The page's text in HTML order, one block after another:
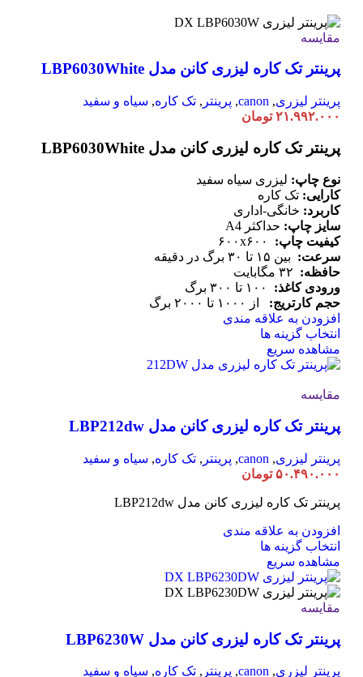
انواع
باشد.
ها
ممکن
در
صفحه
محصول
انتخاب
شوند
مقایسه
پرینتر تک کاره لیزری کانن مدل LBP6030White
پرینتر لیزری,
canon
, پرینتر , تک کاره, سیاه و سفید
۲۱.۹۹۲.۰۰۰ تومان
پرینتر تک کاره لیزری کانن مدل LBP6030White
نوع چاپ: لیزری سیاه سفید
کارایی: تک کاره
کاربرد: خانگی-اداری
سایز چاپ: حداکثر A4
کیفیت چاپ:
۶۰۰x۶۰۰
سرعت: بین ۱۵ تا ۳۰ برگ در دقیقه
حافظه: ۳۲ مگابایت
ورودی کاغذ:
۱۰۰ تا ۳۰۰ برگ
حجم کارتریج:
از ۱۰۰۰ تا ۲۰۰۰ برگ
افزودن به علاقه مندی
انتخاب گزینه ها
دارای
باشد.
ها
ممکن
در
محصول
مشاهده سریع
مقایسه
پرینتر تک کاره لیزری کانن مدل LBP212dw
پرینتر لیزری,
canon
, پرینتر , تک کاره, سیاه و سفید
۵۰.۴۹۰.۰۰۰ تومان
پرینتر تک کاره لیزری کانن مدل LBP212dw
افزودن به علاقه مندی
انتخاب گزینه ها
دارای
انواع
باشد.
گزینه
ها
مشاهده سریع
مقایسه
پرینتر تک کاره لیزری کانن مدل LBP6230W
پرینتر لیزری,
canon
, پرینتر , تک کاره, سیاه و سفید